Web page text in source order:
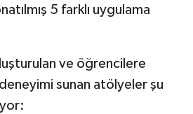
5 farklı uygulama
ve öğrencilere
sunan atölyeler şu